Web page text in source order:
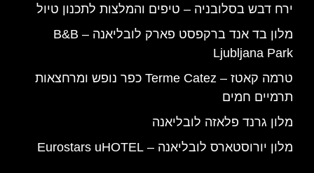
ירח דבש בסלובניה – טיפים והמלצות לתכנון טיול
מלון בד אנד ברקפסט פארק לובליאנה – B&B
Ljubljana Park
טרמה קאטז – Terme Catez כפר נופש ומרחצאות
תרמיים חמים
מלון גרנד פלאזה לובליאנה
מלון יורוסטארס לובליאנה – Eurostars uHOTEL